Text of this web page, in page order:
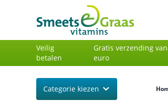
Veilig
betalen
Gratis verzending
euro
Categorie kiezen